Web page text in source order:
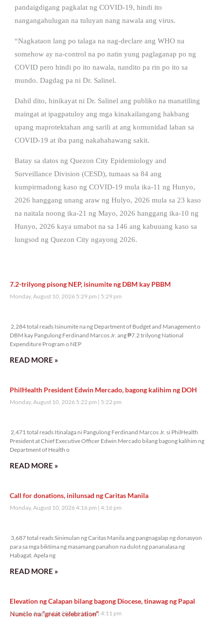
pandaigdigang pagkalat ng COVID-19, hindi ito
nangangahulugan na tuluyan nang nawala ang virus.
“Nagkataon lang po talaga na nag-declare ang WHO na
somehow ay na-control na po natin yung paglaganap po ng
COVID pero hindi po ito nawala, nandito pa rin po ito sa
mundo. Dagdag pa ni Dr. Salinel.
Dahil dito, hinikayat ni Dr. Salinel ang publiko na manatiling
maingat at ipagpatuloy ang mga kinakailangang hakbang
upang maprotektahan ang sarili at ang komunidad laban sa
COVID-19 at iba pang nakahahawang sakit.
Batay sa datos ng Quezon City Epidemiology and
Surveillance Division (CESD), tumaas sa 84 ang
kumpirmadong kaso ng COVID-19 mula ika-11 ng Hunyo,
2026 hanggang unang araw ng Hulyo, 2026 mula sa 23 kaso
na naitala noong ika-21 ng Mayo, 2026 hanggang ika-10 ng
Hunyo, 2026 kaya umabot na sa 146 ang kabuuang kaso sa
lungsod ng Quezon City ngayong 2026.
7.2-trilyong pisong NEP, isinumite ng DBM kay PBBM
Monday, August 10, 2026 5:29 pm 5:29 pm
2,284 total reads Isinumite na ng Department of Budget and Management o
DBM kay Pangulong Ferdinand Marcos Jr. ang ₱7.2 trilyong National
Expenditure Program o NEP
READ MORE »
PhilHealth President Edwin Mercado, bagong kalihim ng DOH
Monday, August 10, 2026 5:22 pm 5:22 pm
2,471 total reads Itinalaga ni Pangulong Ferdinand Marcos Jr. si PhilHealth
President at Chief Executive Officer Edwin Mercado bilang bagong kalihim ng
Department of Health o
READ MORE »
Call for donations, inilunsad ng Caritas Manila
Monday, August 10, 2026 4:16 pm 4:16 pm
3,687 total reads Sinimulan ng Caritas Manila ang pangnagalap ng donasyon
para sa mga biktima ng masamang panahon na dulot ng pananalasa ng
Habagat. Apela ng
READ MORE »
Elevation ng Calapan bilang bagong Diocese, tinawag ng Papal
Nuncio na “great celebration”
Monday, August 10, 2026 4:11 pm 4:11 pm